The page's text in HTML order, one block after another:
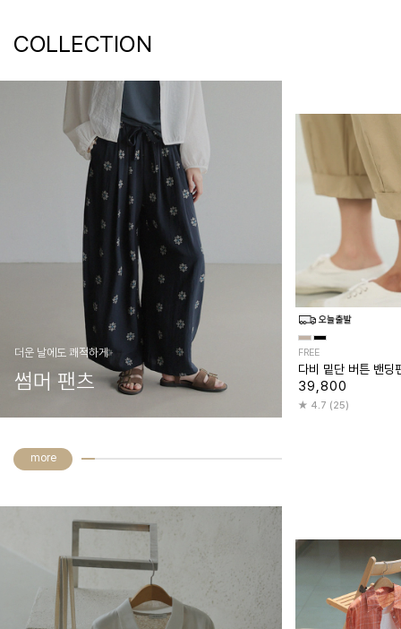
COLLECTION
더운 날에도 쾌적하게
썸머 팬츠
FREE
다비 밑단 버튼 밴딩
39,800
4.7 (25)
more